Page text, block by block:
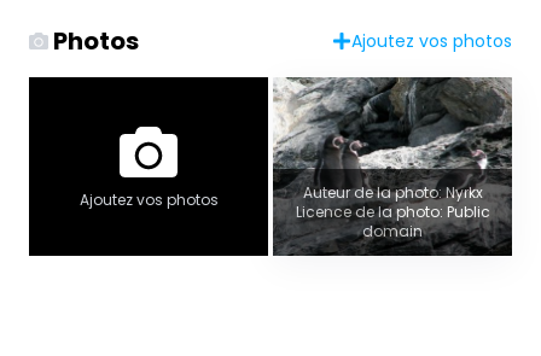
Photos Ajoutez vos photos
Ajoutez vos photos
Auteur de la photo: Nyrkx
Licence de la photo: Public
domain